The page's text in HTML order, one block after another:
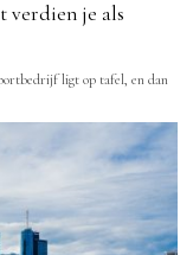
verdien je als
ligt op tafel, en dan